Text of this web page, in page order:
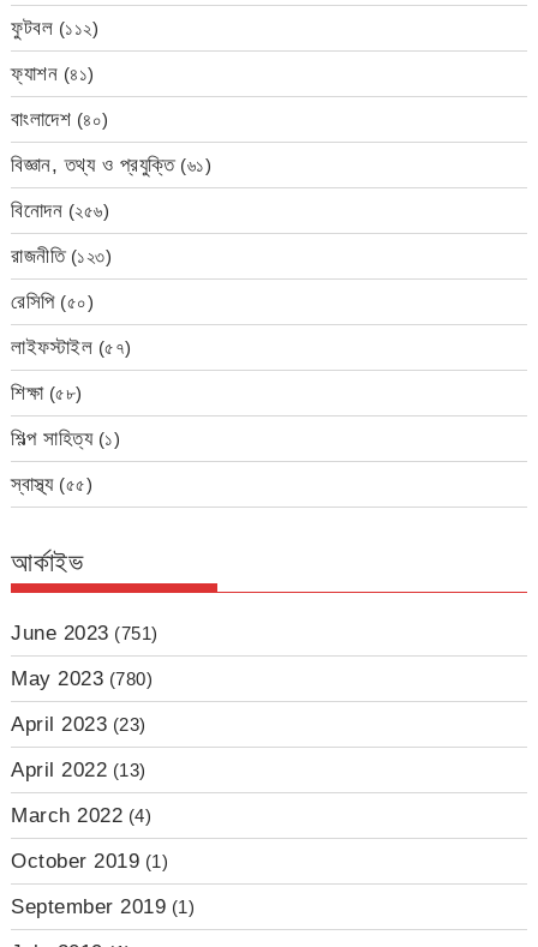
ফুটবল (১১২)
ফ্যাশন (৪১)
বাংলাদেশ (৪০)
বিজ্ঞান, তথ্য ও প্রযুক্তি(৬১)
বিনোদন (২৫৬)
রাজনীতি(১২৩)
রেসিপি(৫০)
লাইফস্টাইল (৫৭)
শিক্ষা(৫৮)
শিল্প সাহিত্য(১)
স্বাস্থ্য(৫৫)
আর্কাইভ
June 2023 (751)
May 2023 (780)
April 2023 (23)
April 2022 (13)
March 2022 (4)
October 2019 (1)
September 2019 (1)